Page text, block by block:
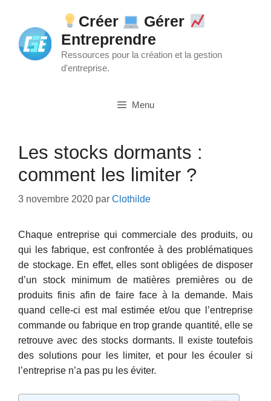
contenu
Créer
Gérer
Entreprendre
Ressources pour la création et la gestion
d'entreprise.
Menu
Les stocks dormants :
comment les limiter ?
3 novembre 2020 par Clothilde
Chaque entreprise qui commerciale des produits, ou
qui les fabrique, est confrontée à des problématiques
de stockage. En effet, elles sont obligées de disposer
d’un stock minimum de matières premières ou de
produits finis afin de faire face à la demande. Mais
quand celle-ci est mal estimée et/ou que l’entreprise
commande ou fabrique en trop grande quantité, elle se
retrouve avec des stocks dormants. Il existe toutefois
des solutions pour les limiter, et pour les écouler si
l’entreprise n’a pas pu les éviter.